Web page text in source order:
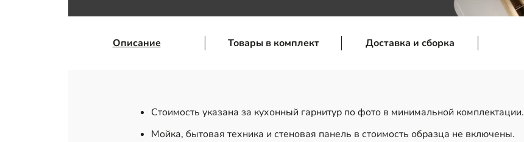
Описание Товары в комплект Доставка и сборка
Стоимость указана за кухонный гарнитур по фото в минимальной комплектации.
Мойка, бытовая техника и стеновая панель в стоимость образца не включены.